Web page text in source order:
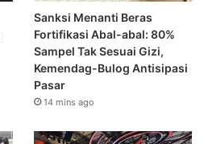
Sanksi Menanti Beras
Fortifikasi Abal-abal: 80%
Sampel Tak Sesuai Gizi,
Kemendag-Bulog Antisipasi
Pasar
14 mins ago